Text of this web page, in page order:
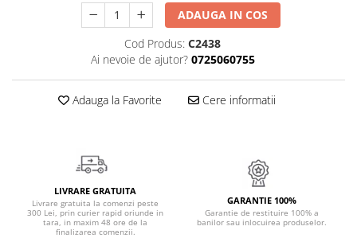
Cadouri Stomatologi
Cadouri Vanatori/Padurari
Cadre Didactice
ADAUGA IN COS
Cod Produs: C2438
Ai nevoie de ajutor? 0725060755
Adauga la Favorite Cere informatii
LIVRARE GRATUITA
Livrare gratuita la comenzi peste
300 Lei, prin curier rapid oriunde in
tara, in maxim 48 ore de la
finalizarea comenzii.
GARANTIE 100%
Garantie de restituire 100% a
banilor sau inlocuirea produselor.